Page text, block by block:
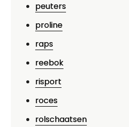
peuters
proline
raps
reebok
risport
roces
rolschaatsen